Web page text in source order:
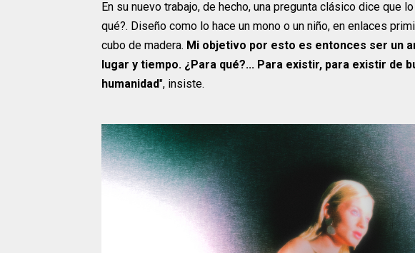
En su nuevo trabajo, de hecho, una pregunta clásico dice que
qué?. Diseño como lo hace un mono o un niño, en enlaces
cubo de madera. Mi objetivo por esto es entonces ser un
lugar y tiempo. ¿Para qué?... Para existir, para existir de
humanidad", insiste.